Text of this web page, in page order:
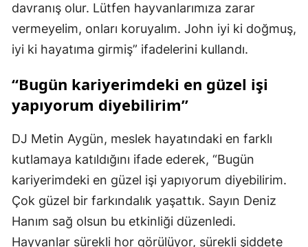
davranış olur. Lütfen hayvanlarımıza zarar
vermeyelim, onları koruyalım. John iyi ki doğmuş,
iyi ki hayatıma girmiş” ifadelerini kullandı.
“Bugün kariyerimdeki en güzel işi
yapıyorum diyebilirim”
DJ Metin Aygün, meslek hayatındaki en farklı
kutlamaya katıldığını ifade ederek, “Bugün
kariyerimdeki en güzel işi yapıyorum diyebilirim.
Çok güzel bir farkındalık yaşattık. Sayın Deniz
Hanım sağ olsun bu etkinliği düzenledi.
Hayvanlar sürekli hor görülüyor, sürekli şiddete